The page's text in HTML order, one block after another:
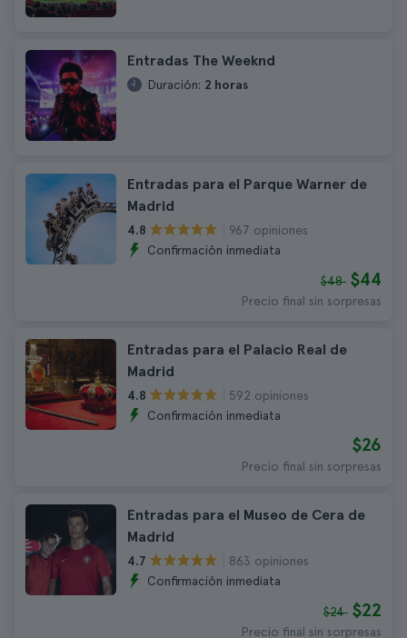
Entradas The Weeknd
Duración: 2 horas
Entradas para el Parque Warner de
Madrid
4.8
967 opiniones
Confirmación inmediata
$48 $44
Precio final sin sorpresas
Entradas para el Palacio Real de
Madrid
4.8
592 opiniones
Confirmación inmediata
$26
Precio final sin sorpresas
Entradas para el Museo de Cera de
Madrid
4.7
863 opiniones
Confirmación inmediata
$24 $22
Precio final sin sorpresas